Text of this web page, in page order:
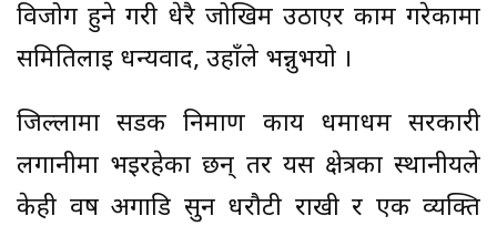
विजोग हुने गरी धेरै जोखिम उठाएर काम गरेकामा
समितिलाई धन्यवाद, उहाँले भन्नुभयो ।
जिल्लामा सडक निर्माण कार्य धमाधम सरकारी
लगानीमा भइरहेका छन् तर यस क्षेत्रका स्थानीयले
केही वर्ष अगाडि सुन धरौटी राखी र एक व्यक्ति